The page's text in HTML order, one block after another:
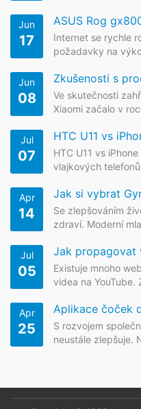
produkt, který
Jun
17
ASUS Rog
Internet se rychle
požadavky na
Detaily a textura
Jun
08
Ve skutečnosti
Xiaomi začalo v
Weibo. Oficiálně
Jul
07
HTC U11 vs
HTC U11 vs
vlajkových
společností HTC.
také...
Apr
14
Jak si vybrat
Se zlepšováním
zdraví. Moderní
bruslích. Jízda na
Jul
05
Jak propagovat
Existuje mnoho
videa na
článku představím,
Apr
25
Aplikace čoček
S rozvojem
neustále zlepšuje.